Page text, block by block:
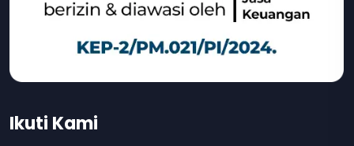
Ikuti Kami